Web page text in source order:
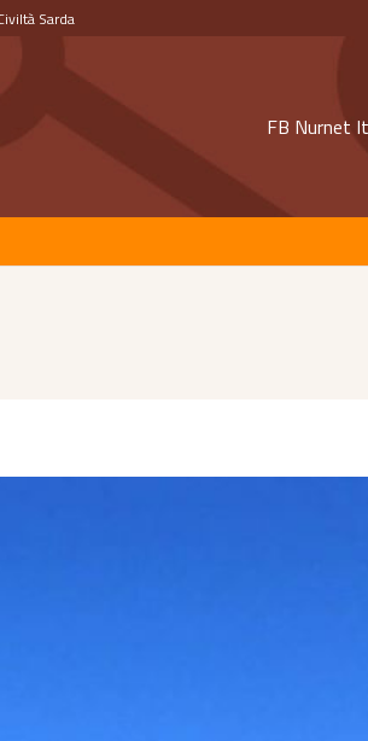
Sarda
FB Nurnet